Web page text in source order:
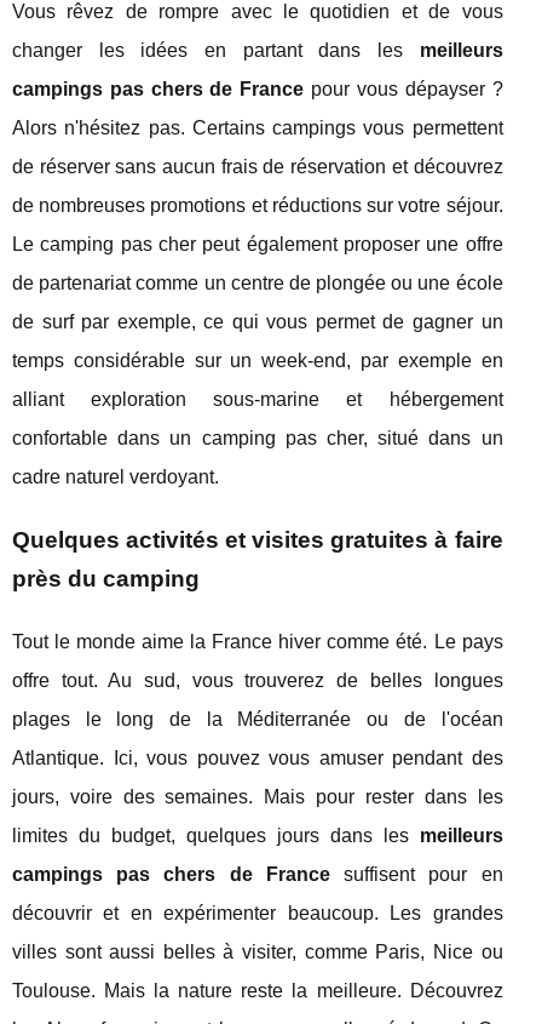
Vous rêvez de rompre avec le quotidien et de vous
changer les idées en partant dans les meilleurs
campings pas chers de France pour vous dépayser ?
Alors n'hésitez pas. Certains campings vous permettent
de réserver sans aucun frais de réservation et découvrez
de nombreuses promotions et réductions sur votre séjour.
Le camping pas cher peut également proposer une offre
de partenariat comme un centre de plongée ou une école
de surf par exemple, ce qui vous permet de gagner un
temps considérable sur un week-end, par exemple en
alliant exploration sous-marine et hébergement
confortable dans un camping pas cher, situé dans un
cadre naturel verdoyant.
Quelques activités et visites gratuites à faire
près du camping
Tout le monde aime la France hiver comme été. Le pays
offre tout. Au sud, vous trouverez de belles longues
plages le long de la Méditerranée ou de l'océan
Atlantique. Ici, vous pouvez vous amuser pendant des
jours, voire des semaines. Mais pour rester dans les
limites du budget, quelques jours dans les meilleurs
campings pas chers de Francesuffisent pour en
découvrir et en expérimenter beaucoup. Les grandes
villes sont aussi belles à visiter, comme Paris, Nice ou
Toulouse. Mais la nature reste la meilleure. Découvrez